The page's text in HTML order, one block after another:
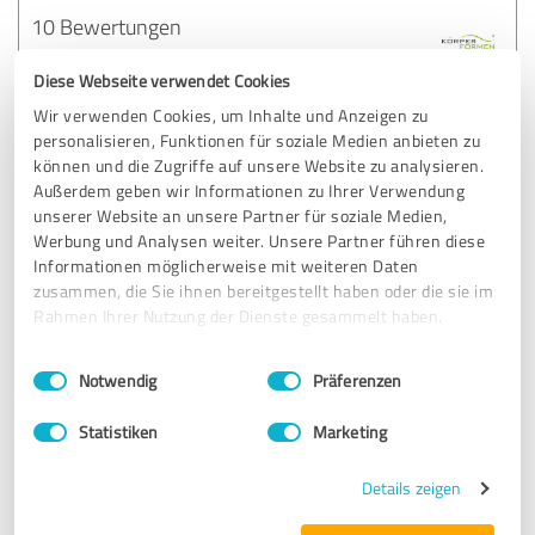
Diese Webseite verwendet Cookies
Wir verwenden Cookies, um Inhalte und Anzeigen zu
personalisieren, Funktionen für soziale Medien anbieten zu
können und die Zugriffe auf unsere Website zu analysieren.
Außerdem geben wir Informationen zu Ihrer Verwendung
unserer Website an unsere Partner für soziale Medien,
Werbung und Analysen weiter. Unsere Partner führen diese
Informationen möglicherweise mit weiteren Daten
zusammen, die Sie ihnen bereitgestellt haben oder die sie im
Rahmen Ihrer Nutzung der Dienste gesammelt haben.
Impressum Datenschutzbestimmungen
Einwilligungsauswahl
Notwendig Präferenzen
Statistiken Marketing
Details zeigen
10 Bewertungen
Körperformen Schwabach
10 Bewertungen
Körperformen Ravensburg